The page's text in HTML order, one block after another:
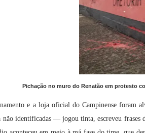
Pichação no muro do Renatão em protesto
e a loja oficial do Campinense foram
não identificadas — jogou tinta, escreveu frases